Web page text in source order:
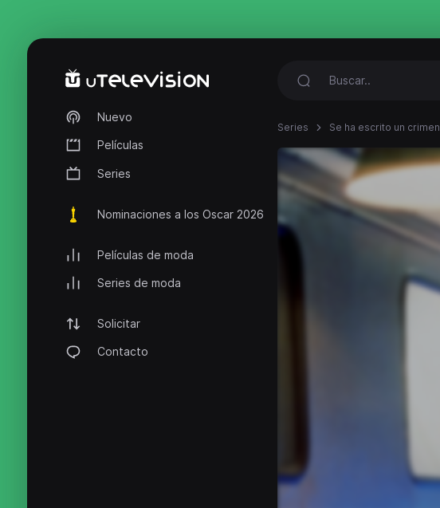
Nuevo
Películas
Series
Nominaciones a los Oscar 2026
Películas de moda
Series de moda
Solicitar
Contacto
Series Se ha escrito un crimen